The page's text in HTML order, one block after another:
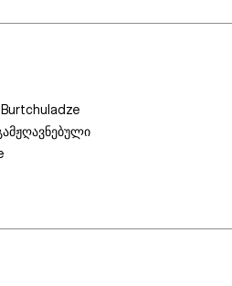
Burtchuladze